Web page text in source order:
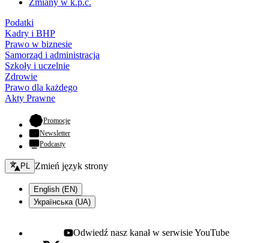
Zmiany w k.p.c.
Podatki
Kadry i BHP
Prawo w biznesie
Samorząd i administracja
Szkoły i uczelnie
Zdrowie
Prawo dla każdego
Akty Prawne
Promocje- otwiera się w nowej karcie
Newsletter
Podcasty
Zmień język - bieżący:
PL Zmień język strony
English (EN)
Українська (UA)
Youtube - otwiera się w nowej karcie
Odwiedź nasz kanał w serwisie YouTube